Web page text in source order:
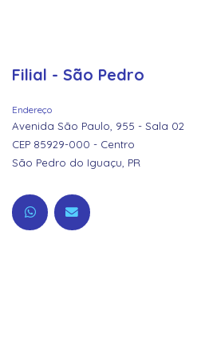
Filial - São Pedro
Endereço
Avenida São Paulo, 955 - Sala 02
CEP 85929-000 - Centro
São Pedro do Iguaçu, PR